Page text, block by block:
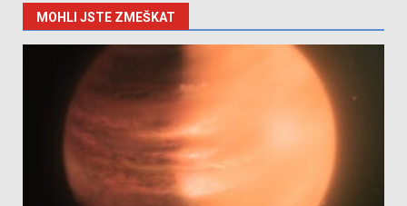
MOHLI JSTE ZMEŠKAT